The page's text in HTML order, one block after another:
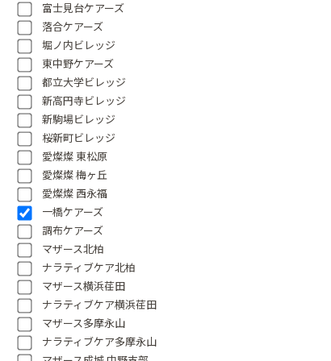
富士見台ケアーズ
落合ケアーズ
堀ノ内ビレッジ
東中野ケアーズ
都立大学ビレッジ
新高円寺ビレッジ
新駒場ビレッジ
桜新町ビレッジ
愛燦燦 東松原
愛燦燦 梅ヶ丘
愛燦燦 西永福
一橋ケアーズ
調布ケアーズ
マザース北柏
ナラティブケア北柏
マザース横浜荏田
ナラティブケア横浜荏田
マザース多摩永山
ナラティブケア多摩永山